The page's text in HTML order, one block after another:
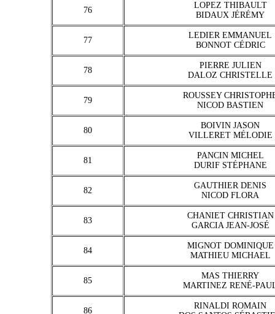
76
LOPEZ THIBAULT
BIDAUX JÉRÉMY
77
LEDIER EMMANUEL
BONNOT CÉDRIC
78
PIERRE JULIEN
DALOZ CHRISTELLE
79
ROUSSEY
NICOD BASTIEN
80
BOIVIN JASON
VILLERET MÉLODIE
81
PANCIN MICHEL
DURIF STÉPHANE
82
GAUTHIER DENIS
NICOD FLORA
83
CHANIET CHRISTIAN
GARCIA JEAN-JOSÉ
84
MIGNOT DOMINIQUE
MATHIEU MICHAEL
85
MAS THIERRY
MARTINEZ RENÉ-
86
RINALDI ROMAIN